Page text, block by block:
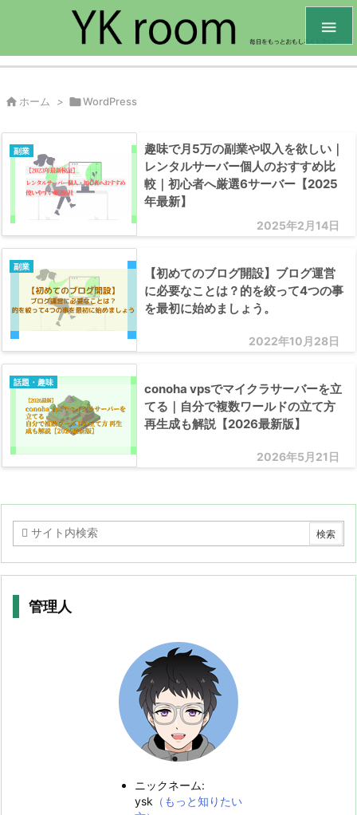

 ホーム > WordPress
2025年2月14日
副業
趣味で月5万の副業や収入を欲しい｜
レンタルサーバー個人のおすすめ比
較｜初心者へ厳選6サーバー【2025
年最新】
2022年10月28日
副業
【初めてのブログ開設】ブログ運営
に必要なことは？的を絞って4つの事
を最初に始めましょう。
2026年5月21日
話題・趣味
conoha vpsでマイクラサーバーを立
てる｜自分で複数ワールドの立て方
再生成も解説【2026最新版】
管理人
ニックネーム:
ysk （もっと知りたい